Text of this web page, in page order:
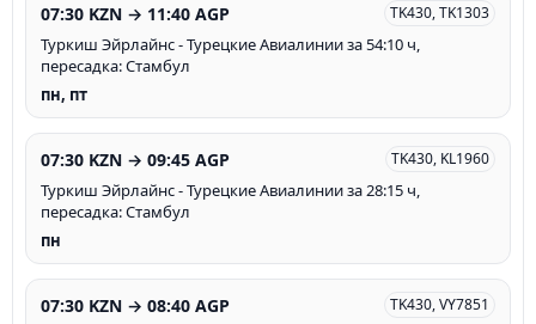
07:30 KZN → 11:40 AGP TK430, TK1303
Туркиш Эйрлайнс - Турецкие Авиалинии за 54:10 ч,
пересадка: Стамбул
пн, пт
07:30 KZN → 09:45 AGP TK430, KL1960
Туркиш Эйрлайнс - Турецкие Авиалинии за 28:15 ч,
пересадка: Стамбул
пн
07:30 KZN → 08:40 AGP TK430, VY7851